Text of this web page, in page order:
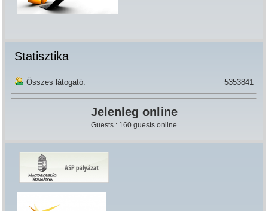
Statisztika
Összes látogató: 5353841
Jelenleg online
Guests : 160 guests online